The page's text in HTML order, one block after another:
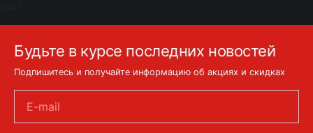
Будьте в курсе последних новостей
Подпишитесь и получайте информацию об акциях и скидках
E-mail